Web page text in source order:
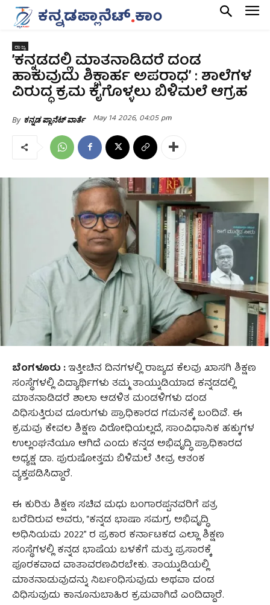
ರಾಜ್ಯ
ʼಕನ್ನಡದಲ್ಲಿ ಮಾತನಾಡಿದರೆ ದಂಡ
ಹಾಕುವುದು ಶಿಕ್ಷಾರ್ಹ ಅಪರಾಧʼ : ಶಾಲೆಗಳ
ವಿರುದ್ಧ ಕ್ರಮ ಕೈಗೊಳ್ಳಲು ಬಿಳಿಮಲೆ ಆಗ್ರಹ
By ಕನ್ನಡ ಪ್ಲಾನೆಟ್ ವಾರ್ತೆ May 14 2026, 04:05 pm
ಬೆಂಗಳೂರು :ಇತ್ತೀಚಿನ ದಿನಗಳಲ್ಲಿ ರಾಜ್ಯದ ಕೆಲವು ಖಾಸಗಿ ಶಿಕ್ಷಣ
ಸಂಸ್ಥೆಗಳಲ್ಲಿ ವಿದ್ಯಾರ್ಥಿಗಳು ತಮ್ಮ ತಾಯ್ನುಡಿಯಾದ ಕನ್ನಡದಲ್ಲಿ
ಮಾತನಾಡಿದರೆ ಶಾಲಾ ಆಡಳಿತ ಮಂಡಳಿಗಳು ದಂಡ
ವಿಧಿಸುತ್ತಿರುವ ದೂರುಗಳು ಪ್ರಾಧಿಕಾರದ ಗಮನಕ್ಕೆ ಬಂದಿವೆ. ಈ
ಕ್ರಮವು ಕೇವಲ ಶಿಕ್ಷಣ ವಿರೋಧಿಯಲ್ಲದೆ, ಸಾಂವಿಧಾನಿಕ ಹಕ್ಕುಗಳ
ಉಲ್ಲಂಘನೆಯೂ ಆಗಿದೆ ಎಂದು ಕನ್ನಡ ಅಭಿವೃದ್ಧಿ ಪ್ರಾಧಿಕಾರದ
ಅಧ್ಯಕ್ಷ ಡಾ. ಪುರುಷೋತ್ತಮ ಬಿಳಿಮಲೆ ತೀವ್ರ ಆತಂಕ
ವ್ಯಕ್ತಪಡಿಸಿದ್ದಾರೆ.
ಈ ಕುರಿತು ಶಿಕ್ಷಣ ಸಚಿವ ಮಧು ಬಂಗಾರಪ್ಪನವರಿಗೆ ಪತ್ರ
ಬರೆದಿರುವ ಅವರು, “ಕನ್ನಡ ಭಾಷಾ ಸಮಗ್ರ ಅಭಿವೃದ್ಧಿ
ಅಧಿನಿಯಮ 2022” ರ ಪ್ರಕಾರ ಕರ್ನಾಟಕದ ಎಲ್ಲಾ ಶಿಕ್ಷಣ
ಸಂಸ್ಥೆಗಳಲ್ಲಿ ಕನ್ನಡ ಭಾಷೆಯ ಬಳಕೆಗೆ ಮತ್ತು ಪ್ರಸಾರಕ್ಕೆ
ಪೂರಕವಾದ ವಾತಾವರಣವಿರಬೇಕು. ತಾಯ್ನುಡಿಯಲ್ಲಿ
ಮಾತನಾಡುವುದನ್ನು ನಿರ್ಬಂಧಿಸುವುದು ಅಥವಾ ದಂಡ
ವಿಧಿಸುವುದು ಕಾನೂನುಬಾಹಿರ ಕ್ರಮವಾಗಿದೆ ಎಂದಿದ್ದಾರೆ.